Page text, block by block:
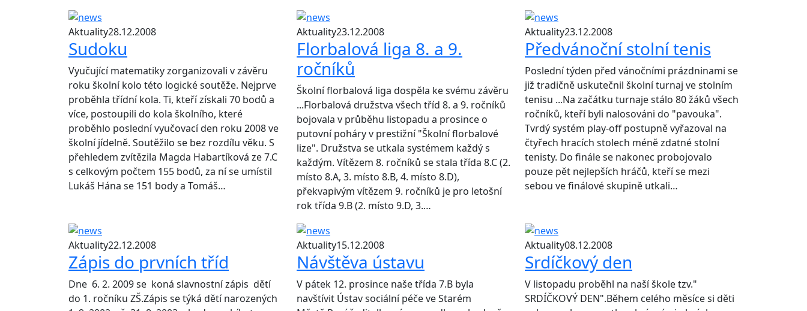
Aktuality28.12.2008
Sudoku
Vyučující matematiky zorganizovali v závěru
roku školní kolo této logické soutěže. Nejprve
proběhla třídní kola. Ti, kteří získali 70 bodů a
více, postoupili do kola školního, které
proběhlo poslední vyučovací den roku 2008 ve
školní jídelně. Soutěžilo se bez rozdílu věku. S
přehledem zvítězila Magda Habartíková ze 7.C
s celkovým počtem 155 bodů, za ní se umístil
Lukáš Hána se 151 body a Tomáš…
Aktuality23.12.2008
Florbalová liga 8. a 9.
ročníků
Školní florbalová liga dospěla ke svému závěru
...Florbalová družstva všech tříd 8. a 9. ročníků
bojovala v průběhu listopadu a prosince o
putovní poháry v prestižní "Školní florbalové
lize". Družstva se utkala systémem každý s
každým. Vítězem 8. ročníků se stala třída 8.C (2.
místo 8.A, 3. místo 8.B, 4. místo 8.D),
překvapivým vítězem 9. ročníků je pro letošní
rok třída 9.B (2. místo 9.D, 3.…
Aktuality23.12.2008
Předvánoční stolní tenis
Poslední týden před vánočními prázdninami se
již tradičně uskutečnil školní turnaj ve stolním
tenisu ...Na začátku turnaje stálo 80 žáků všech
ročníků, kteří byli nalosováni do "pavouka".
Tvrdý systém play-off postupně vyřazoval na
čtyřech hracích stolech méně zdatné stolní
tenisty. Do finále se nakonec probojovalo
pouze pět nejlepších hráčů, kteří se mezi
sebou ve finálové skupině utkali…
Aktuality22.12.2008
Zápis do prvních tříd
Dne 6. 2. 2009 se koná slavnostní zápis dětí
do 1. ročníku ZŠ.Zápis se týká dětí narozených
Aktuality15.12.2008
Návštěva ústavu
V pátek 12. prosince naše třída 7.B byla
navštívit Ústav sociální péče ve Starém
Aktuality08.12.2008
Srdíčkový den
V listopadu proběhl na naší škole tzv."
SRDÍČKOVÝ DEN".Během celého měsíce si děti